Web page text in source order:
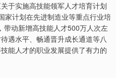
于实施高技能领军人才培育计划
家计划在先进制造业等重点行业培
动新增高技能人才500万人次左
遇水平、畅通晋升成长通道等八
能人才的职业发展提供了有力的